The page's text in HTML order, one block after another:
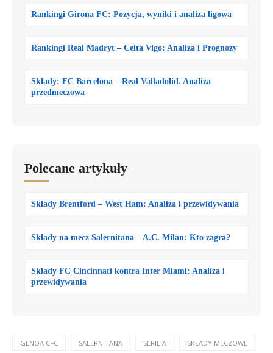
Rankingi Girona FC: Pozycja, wyniki i analiza ligowa
Rankingi Real Madryt – Celta Vigo: Analiza i Prognozy
Składy: FC Barcelona – Real Valladolid. Analiza
przedmeczowa
Polecane artykuły
Składy Brentford – West Ham: Analiza i przewidywania
Składy na mecz Salernitana – A.C. Milan: Kto zagra?
Składy FC Cincinnati kontra Inter Miami: Analiza i
przewidywania
GENOA CFC SALERNITANA SERIE A SKŁADY MECZOWE